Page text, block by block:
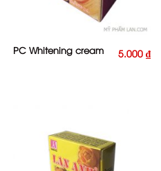
PC Whitening cream 5.000₫